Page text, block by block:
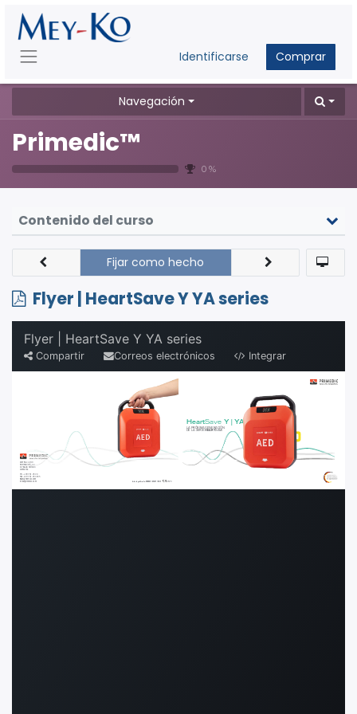
Identificarse Comprar
Navegación
Primedic™
0 %
Contenido del curso
Flyer | HeartSave Y YA series
Fijar como hecho